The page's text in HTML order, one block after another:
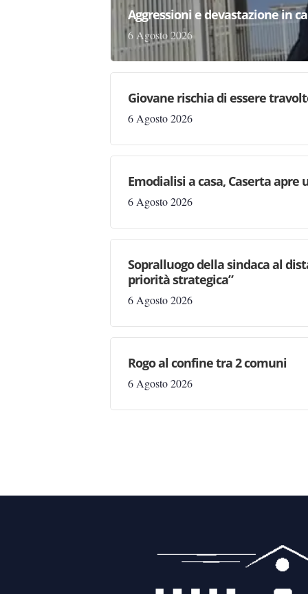
Aggressioni e devastazione in
6 Agosto 2026
Giovane rischia di essere
6 Agosto 2026
Emodialisi a casa, Caserta apre
6 Agosto 2026
Sopralluogo della sindaca al
priorità strategica”
6 Agosto 2026
Rogo al confine tra 2 comuni
6 Agosto 2026